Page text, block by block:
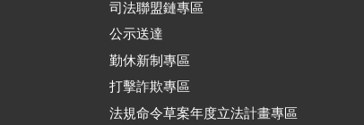
司法聯盟鏈專區
公示送達
勤休新制專區
打擊詐欺專區
法規命令草案年度立法計畫專區